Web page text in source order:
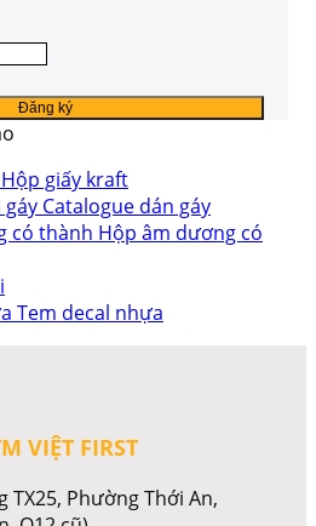
Hộp giấy kraft
Catalogue dán gáy
Hộp âm dương có
Tem decal nhựa
VIỆT FIRST
TX25, Phường Thới An,